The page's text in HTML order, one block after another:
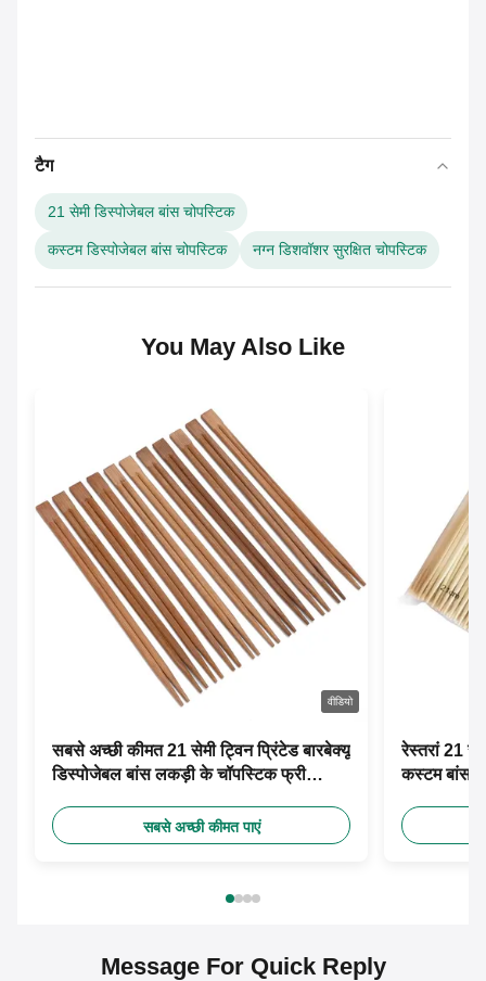
टैग
21 सेमी डिस्पोजेबल बांस चोपस्टिक
कस्टम डिस्पोजेबल बांस चोपस्टिक नग्न डिशवॉशर सुरक्षित चोपस्टिक
You May Also Like
वीडियो
सबसे अच्छी कीमत 21 सेमी ट्विन प्रिंटेड बारबेक्यू
डिस्पोजेबल बांस लकड़ी के चॉपस्टिक फ्री
सबसे अच्छी कीमत पाएं
रेस्तरां 21
कस्टम बांस
Message For Quick Reply